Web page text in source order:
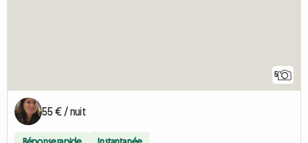
5
55 € / nuit